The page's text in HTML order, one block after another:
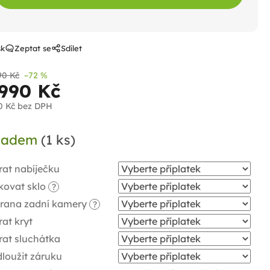
Kč –72 %
Kč
Kč bez DPH
(1 ks)
nabíječku
sklo
?
zadní kamery ?
kryt
sluchátka
záruku
Zeptat se Sdílet